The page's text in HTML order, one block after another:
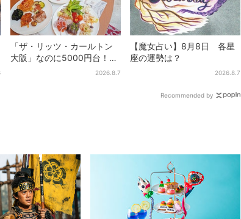
「ザ・リッツ・カールトン
大阪」なのに5000円台！肉
料理、スイーツ、パンまで…
2026.8.7
【魔女占い】8月8日 各星
座の運勢は？
2026.8.7
Recommended by